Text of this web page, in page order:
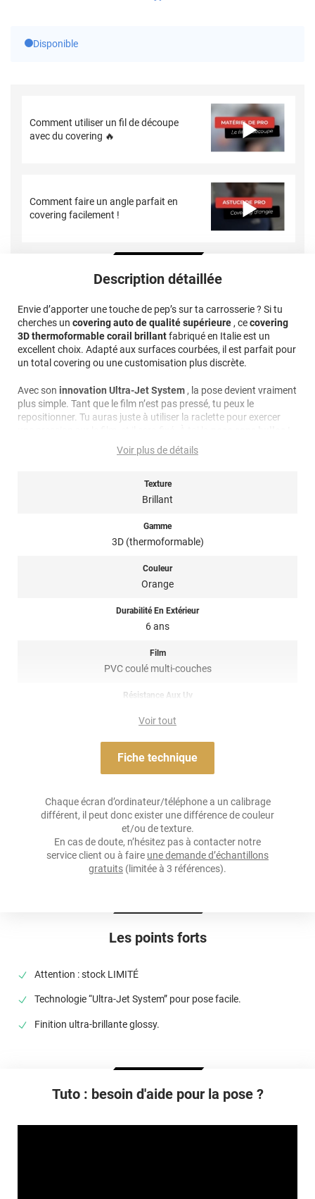
Disponible
Comment utiliser un fil de découpe
avec du covering 🔥
Comment faire un angle parfait en
covering facilement !
Les points forts
Attention : stock LIMITÉ
Technologie “Ultra-Jet System” pour pose facile.
Finition ultra-brillante glossy.
Description détaillée
Envie d’apporter une touche de pep’s sur ta carrosserie ? Si tu
cherches un covering auto de qualité supérieure , cecovering
3D thermoformable corail brillantfabriqué en Italie est un
excellent choix. Adapté aux surfaces courbées, il est parfait pour
un total covering ou une customisation plus discrète.
Avec son innovation Ultra-Jet System , la pose devient vraiment
plus simple. Tant que le film n’est pas pressé, tu peux le
repositionner. Tu auras juste à utiliser la raclette pour exercer
Ce covering brillant a un traitement spécial avec une finition
en extérieur est de 6 ans, de quoi profiter longtemps de ton
Si tu es manuel et que tu aimes bichonner ton véhicule,
l’installation est à ta portée. Tu n’es pas seul, on t’envoie une
t’aider. Pour l’entretien, privilégie un lavage à la main ou un jet
d’eau assez doux. Evite les produits agressifs ainsi que les
épuisement des stocks.
Voir plus de détails
Texture
Brillant
Gamme
3D (thermoformable)
Couleur
Orange
Durabilité En Extérieur
6 ans
Film
PVC coulé multi-couches
Résistance Aux Uv
Airflow
Épaisseur
90 µ
Température D'application
Voir tout
Fiche technique
Chaque écran d’ordinateur/téléphone a un calibrage
différent, il peut donc exister une différence de couleur
et/ou de texture.
En cas de doute, n’hésitez pas à contacter notre
service client ou à faire une demande d’échantillons
gratuits (limitée à 3 références).
Tuto : besoin d'aide pour la pose ?